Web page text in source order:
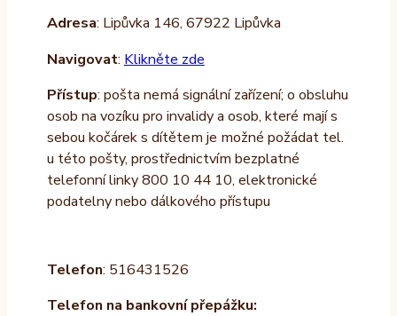
Adresa: Lipůvka 146, 67922 Lipůvka
Navigovat: Klikněte zde
Přístup: pošta nemá signální zařízení; o obsluhu
osob na vozíku pro invalidy a osob, které mají s
sebou kočárek s dítětem je možné požádat tel.
u této pošty, prostřednictvím bezplatné
telefonní linky 800 10 44 10, elektronické
podatelny nebo dálkového přístupu
Telefon: 516431526
Telefon na bankovní přepážku: